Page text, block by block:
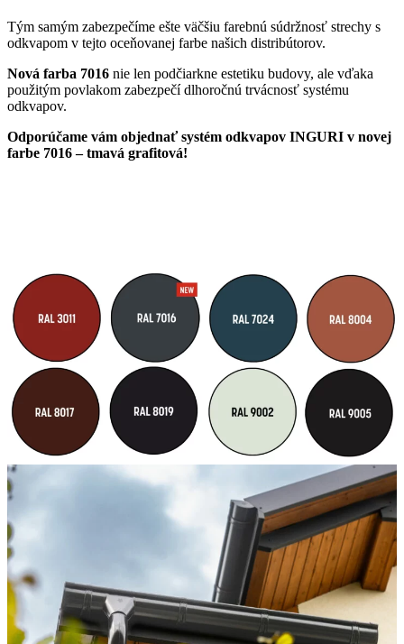
Tým samým zabezpečíme ešte väčšiu farebnú súdržnosť strechy s
odkvapom v tejto oceňovanej farbe našich distribútorov.
Nová farba 7016 nie len podčiarkne estetiku budovy, ale vďaka
použitým povlakom zabezpečí dlhoročnú trvácnosť systému
odkvapov.
Odporúčame vám objednať systém odkvapov INGURI v novej
farbe 7016 – tmavá grafitová!